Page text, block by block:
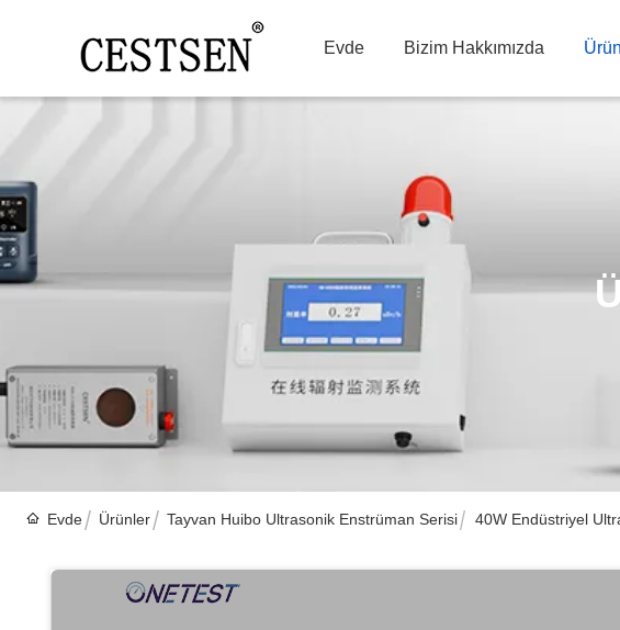
Evde Bizim Hakkımızda
Evde Ürünler Tayvan Huibo Ultrasonik Enstrüman Serisi 40W Endüstriyel